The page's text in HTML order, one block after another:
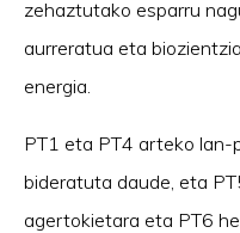
zehaztutako esparru
aurreratua eta
energia.
PT1 eta PT4 arteko lan-
bideratuta daude, eta
agertokietara eta PT6